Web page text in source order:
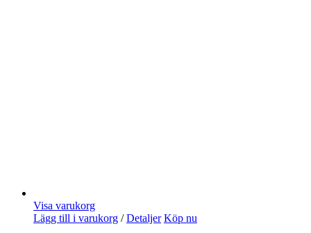
Visa varukorg
Lägg till i varukorg / Detaljer Köp nu